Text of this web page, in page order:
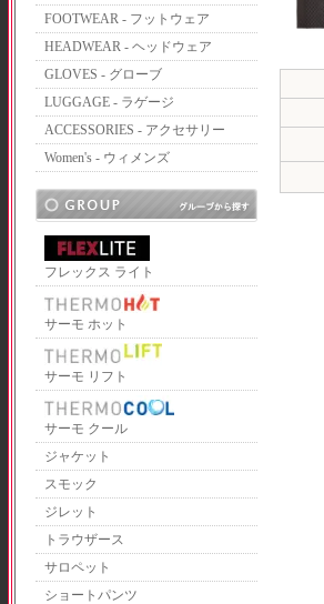
FOOTWEAR - フットウェア
HEADWEAR - ヘッドウェア
GLOVES - グローブ
LUGGAGE - ラゲージ
ACCESSORIES - アクセサリー
Women's - ウィメンズ
フレックス ライト
サーモ ホット
サーモ リフト
サーモ クール
ジャケット
スモック
ジレット
トラウザース
サロペット
ショートパンツ